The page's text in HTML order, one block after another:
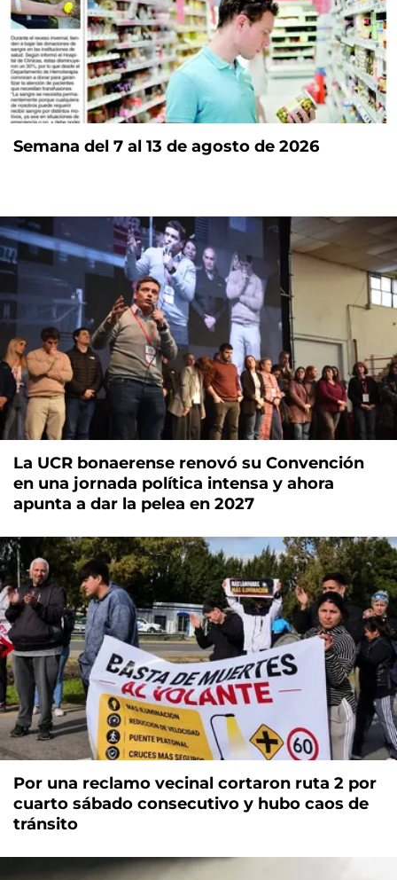
Semana del 7 al 13 de agosto de 2026
La UCR bonaerense renovó su Convención
en una jornada política intensa y ahora
apunta a dar la pelea en 2027
Por una reclamo vecinal cortaron ruta 2 por
cuarto sábado consecutivo y hubo caos de
tránsito